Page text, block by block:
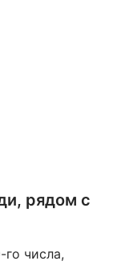
рядом с
числа,